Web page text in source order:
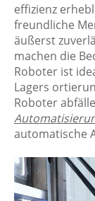
effizienz
freundliche
äußerst
machen die
Roboter ist
Lagers
Roboter
automatische